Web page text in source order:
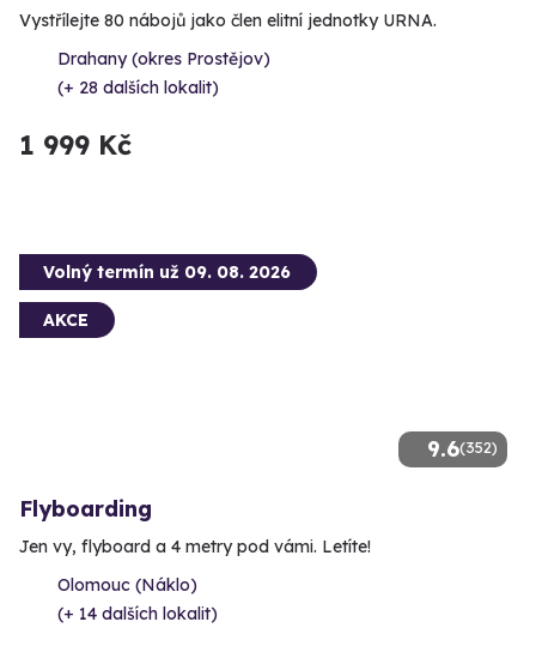
Vystřílejte 80 nábojů jako člen elitní jednotky URNA.
Drahany (okres Prostějov)
(+ 28 dalších lokalit)
1 999 Kč
9.6(352)
Volný termín už 09. 08. 2026
AKCE
Flyboarding
Jen vy, flyboard a 4 metry pod vámi. Letíte!
Olomouc (Náklo)
(+ 14 dalších lokalit)